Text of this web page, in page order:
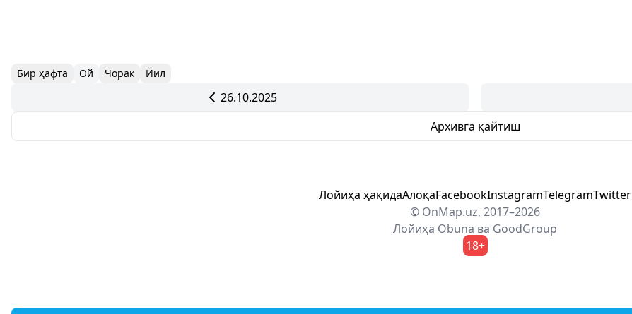
Бир ҳафта Ой Чорак Йил
26.10.2025
Архивга қайтиш
Лойиҳа ҳақидаАлоқаFacebookInstagramTelegramTwitter
© OnMap.uz, 2017–2026
Лойиҳа Obuna ва GoodGroup
18+